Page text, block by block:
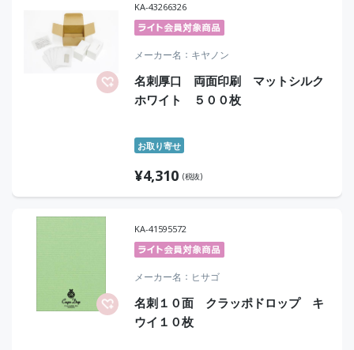
KA-43266326
メーカー名 キヤノン
名刺厚口 両面印刷 マットシルク
ホワイト ５００枚
お取り寄せ
¥4,310 (税抜)
KA-41595572
メーカー名 ヒサゴ
名刺１０面 クラッポドロップ キ
ウイ１０枚